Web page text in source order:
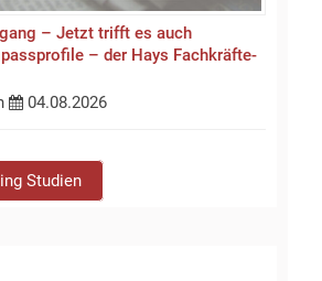
– Jetzt trifft es auch
– der Hays Fachkräfte-
04.08.2026
Studien